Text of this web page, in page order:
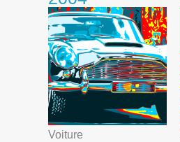
Voiture